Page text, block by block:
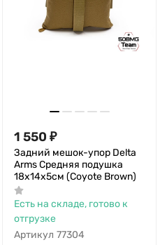
1 550 ₽
Задний мешок-упор Delta
Arms Средняя подушка
18х14х5см (Coyote Brown)
Есть на складе, готово к
отгрузке
Артикул 77304